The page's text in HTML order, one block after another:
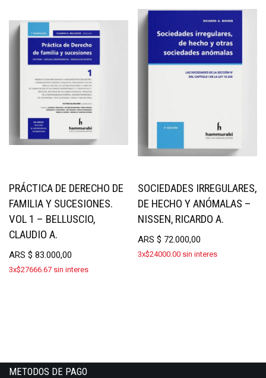
PRÁCTICA DE DERECHO DE
FAMILIA Y SUCESIONES.
VOL 1 – BELLUSCIO,
CLAUDIO A.
ARS $ 83.000,00
3x$27666.67 sin interes
SOCIEDADES IRREGULARES,
DE HECHO Y ANÓMALAS –
NISSEN, RICARDO A.
ARS$ 72.000,00
3x$24000.00 sin interes
METODOS DE PAGO